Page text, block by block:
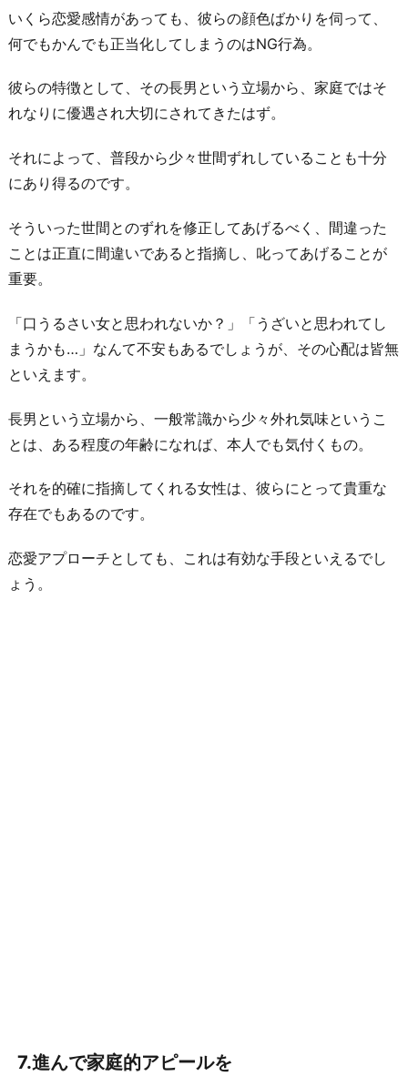
いくら恋愛感情があっても、彼らの顔色ばかりを伺って、
何でもかんでも正当化してしまうのはNG行為。
彼らの特徴として、その長男という立場から、家庭ではそ
れなりに優遇され大切にされてきたはず。
それによって、普段から少々世間ずれしていることも十分
にあり得るのです。
そういった世間とのずれを修正してあげるべく、間違った
ことは正直に間違いであると指摘し、叱ってあげることが
重要。
「口うるさい女と思われないか？」「うざいと思われてし
まうかも…」なんて不安もあるでしょうが、その心配は皆無
といえます。
長男という立場から、一般常識から少々外れ気味というこ
とは、ある程度の年齢になれば、本人でも気付くもの。
それを的確に指摘してくれる女性は、彼らにとって貴重な
存在でもあるのです。
恋愛アプローチとしても、これは有効な手段といえるでし
ょう。
7.進んで家庭的アピールを